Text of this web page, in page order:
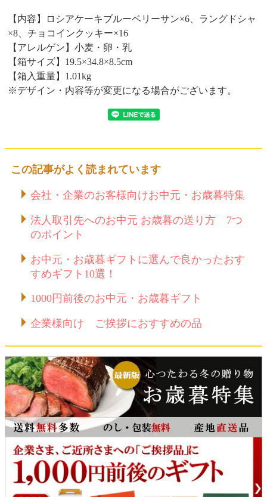
【内容】ロシアケーキブルーベリーサン×6、ラングドシャ
×8、チョコインクッキー×16
【アレルゲン】小麦・卵・乳
【箱サイズ】19.5×34.8×8.5cm
【箱入重量】1.01kg
※デザイン・内容等が変更になる場合がございます。
この記事がよく読まれています
会社・企業のお客様向けお中元・お歳暮特集
法人取引先へのお中元 お歳暮の送り方 7つ
のポイント
お中元・お歳暮ギフトに選んで良かったおす
すめギフト10選！
1000円前後のお中元・お歳暮ギフト
企業様向け ご挨拶におすすめの品